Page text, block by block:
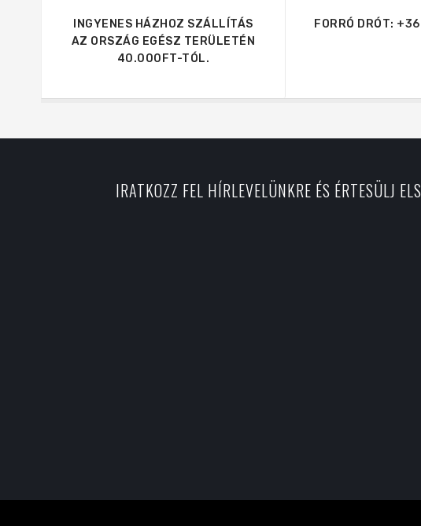
INGYENES HÁZHOZ SZÁLLÍTÁS
AZ ORSZÁG EGÉSZ TERÜLETÉN
40.000FT-TÓL.
FORRÓ DRÓT:
IRATKOZZ FEL HÍRLEVELÜNKRE ÉS ÉRTESÜLJ